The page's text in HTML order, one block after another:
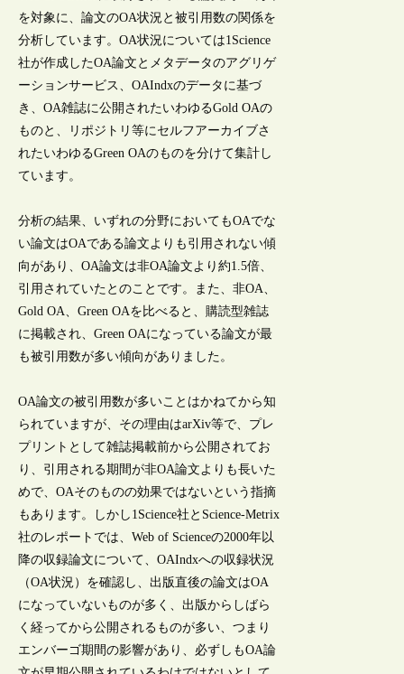
を対象に、論文のOA状況と被引用数の関係を
分析しています。OA状況については1Science
社が作成したOA論文とメタデータのアグリゲ
ーションサービス、OAIndxのデータに基づ
き、OA雑誌に公開されたいわゆるGold OAの
ものと、リポジトリ等にセルフアーカイブさ
れたいわゆるGreen OAのものを分けて集計し
ています。
分析の結果、いずれの分野においてもOAでな
い論文はOAである論文よりも引用されない傾
向があり、OA論文は非OA論文より約1.5倍、
引用されていたとのことです。また、非OA、
Gold OA、Green OAを比べると、購読型雑誌
に掲載され、Green OAになっている論文が最
も被引用数が多い傾向がありました。
OA論文の被引用数が多いことはかねてから知
られていますが、その理由はarXiv等で、プレ
プリントとして雑誌掲載前から公開されてお
り、引用される期間が非OA論文よりも長いた
めで、OAそのものの効果ではないという指摘
もあります。しかし1Science社とScience-Metrix
社のレポートでは、Web of Scienceの2000年以
降の収録論文について、OAIndxへの収録状況
（OA状況）を確認し、出版直後の論文はOA
になっていないものが多く、出版からしばら
く経ってから公開されるものが多い、つまり
エンバーゴ期間の影響があり、必ずしもOA論